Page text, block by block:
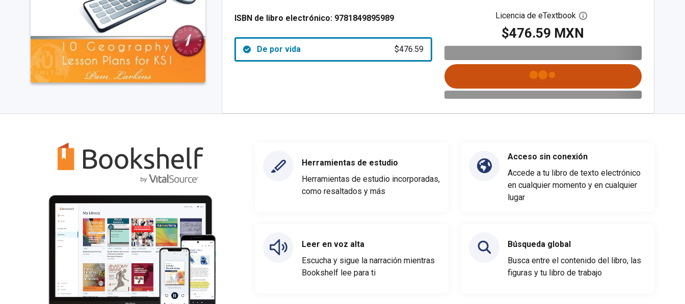
ISBN de libro electrónico: 9781849895989
De por vida $476.59
Licencia de eTextbook Abre el cuadro de diálogo
$476.59 MXN
Herramientas de estudio
Herramientas de estudio incorporadas,
como resaltados y más
Leer en voz alta
Escucha y sigue la narración mientras
Bookshelf lee para ti
Acceso sin conexión
Accede a tu libro de texto electrónico
en cualquier momento y en cualquier
lugar
Búsqueda global
Busca entre el contenido del libro, las
figuras y tu libro de trabajo